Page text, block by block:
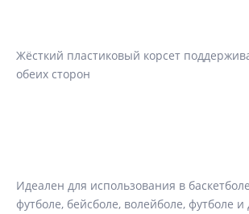
Жёсткий пластиковый корсет
обеих сторон
Идеален для использования в
футболе, бейсболе, волейболе, футболе и